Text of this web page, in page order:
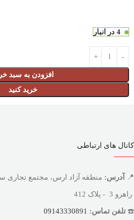
4 در انبار
افزودن به سبد
خرید کنید
کانال های ارتباطی
📍 آدرس: منطقه آزاد ارس، مجتمع تجاری
راهرو 3 - پلاک 412
☎️تلفن تماس: 09143330891